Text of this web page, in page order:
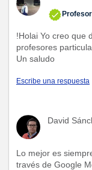
!Holai Yo creo que
profesores
Un saludo
Escribe una respuesta
David
Lo mejor es
través de Google